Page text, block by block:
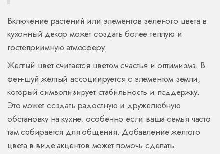
Включение растений или элементов зеленого цвета в
кухонный декор может создать более теплую и
гостеприимную атмосферу.
Желтый цвет считается цветом счастья и оптимизма. В
фен-шуй желтый ассоциируется с элементом земли,
который символизирует стабильность и поддержку.
Это может создать радостную и дружелюбную
обстановку на кухне, особенно если ваша семья часто
там собирается для общения. Добавление желтого
цвета в виде акцентов может помочь сделать